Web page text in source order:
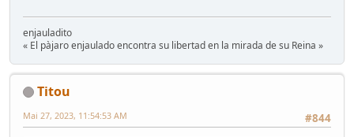
enjauladito
« El pàjaro enjaulado encontra su libertad en la mirada de su Reina »
Titou
#844
Mai 27, 2023, 11:54:53 AM